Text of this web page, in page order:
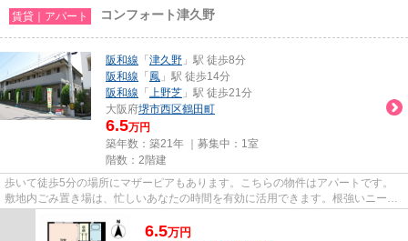
賃貸｜アパート コンフォート津久野
阪和線 「 津久野 」駅 徒歩8分
阪和線 「 鳳 」駅 徒歩14分
阪和線 「 上野芝 」駅 徒歩21分
大阪府堺市西区鶴田町
6.5万円
築年数：築21年 ｜募集中： 1室
階数：2階建
歩いて徒歩5分の場所にマザーピアもあります。こちらの物件はアパートです。
敷地内ごみ置き場は、忙しいあなたの時間を有効に活用できます。根強いニーズ
6.5万円